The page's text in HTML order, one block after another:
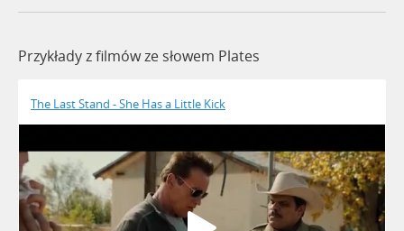
Przykłady z filmów ze słowem Plates
The Last Stand - She Has a Little Kick